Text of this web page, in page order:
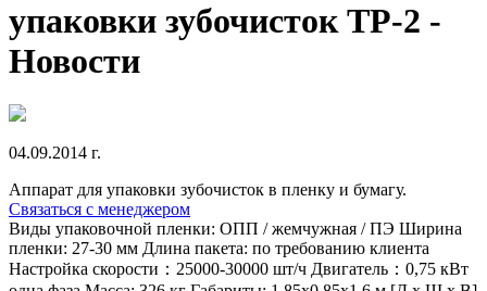
упаковки зубочисток TP-2 -
Новости
04.09.2014 г.
Аппарат для упаковки зубочисток в пленку и бумагу.
Связаться с менеджером
Виды упаковочной пленки: ОПП / жемчужная / ПЭ Ширина
пленки: 27-30 мм Длина пакета: по требованию клиента
Настройка скорости：25000-30000 шт/ч Двигатель：0,75 кВт